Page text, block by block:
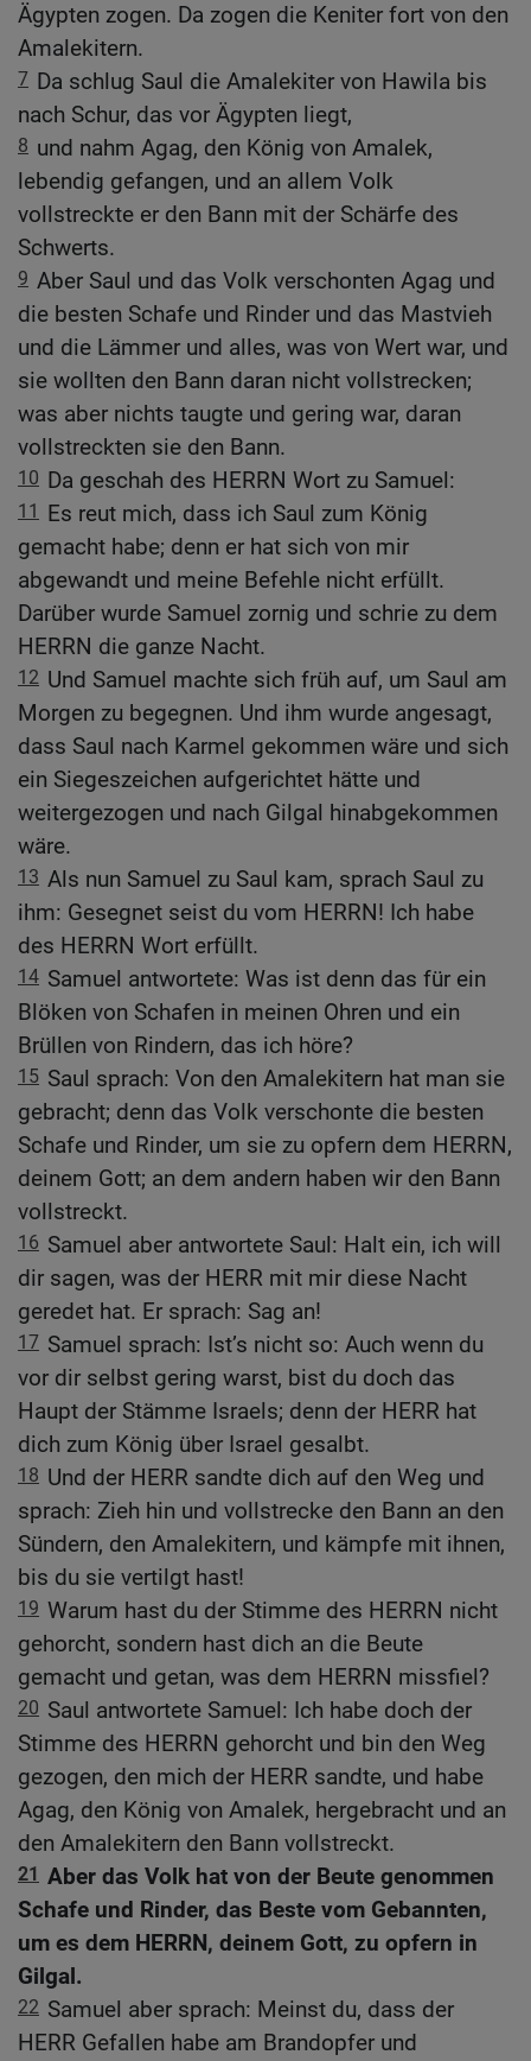
Ägypten zogen. Da zogen die Keniter fort von den
Amalekitern.
7 Da schlug Saul die Amalekiter von Hawila bis
nach Schur, das vor Ägypten liegt,
8 und nahm Agag, den König von Amalek,
lebendig gefangen, und an allem Volk
vollstreckte er den Bann mit der Schärfe des
Schwerts.
9 Aber Saul und das Volk verschonten Agag und
die besten Schafe und Rinder und das Mastvieh
und die Lämmer und alles, was von Wert war, und
sie wollten den Bann daran nicht vollstrecken;
was aber nichts taugte und gering war, daran
vollstreckten sie den Bann.
10 Da geschah des HERRN Wort zu Samuel:
11
Es reut mich, dass ich Saul zum König
gemacht habe; denn er hat sich von mir
abgewandt und meine Befehle nicht erfüllt.
Darüber wurde Samuel zornig und schrie zu dem
HERRN die ganze Nacht.
12 Und Samuel machte sich früh auf, um Saul am
Morgen zu begegnen. Und ihm wurde angesagt,
dass Saul nach Karmel gekommen wäre und sich
ein Siegeszeichen aufgerichtet hätte und
weitergezogen und nach Gilgal hinabgekommen
wäre.
13 Als nun Samuel zu Saul kam, sprach Saul zu
ihm: Gesegnet seist du vom HERRN! Ich habe
des HERRN Wort erfüllt.
14 Samuel antwortete: Was ist denn das für ein
Blöken von Schafen in meinen Ohren und ein
Brüllen von Rindern, das ich höre?
15 Saul sprach: Von den Amalekitern hat man sie
gebracht; denn das Volk verschonte die besten
Schafe und Rinder, um sie zu opfern dem HERRN,
deinem Gott; an dem andern haben wir den Bann
vollstreckt.
16 Samuel aber antwortete Saul: Halt ein, ich will
dir sagen, was der HERR mit mir diese Nacht
geredet hat. Er sprach: Sag an!
17 Samuel sprach: Ist’s nicht so: Auch wenn du
vor dir selbst gering warst, bist du doch das
Haupt der Stämme Israels; denn der HERR hat
dich zum König über Israel gesalbt.
18 Und der HERR sandte dich auf den Weg und
sprach: Zieh hin und vollstrecke den Bann an den
Sündern, den Amalekitern, und kämpfe mit ihnen,
bis du sie vertilgt hast!
19 Warum hast du der Stimme des HERRN nicht
gehorcht, sondern hast dich an die Beute
gemacht und getan, was dem HERRN missfiel?
20 Saul antwortete Samuel: Ich habe doch der
Stimme des HERRN gehorcht und bin den Weg
gezogen, den mich der HERR sandte, und habe
Agag, den König von Amalek, hergebracht und an
den Amalekitern den Bann vollstreckt.
21 Aber das Volk hat von der Beute genommen
Schafe und Rinder, das Beste vom Gebannten,
um es dem HERRN, deinem Gott, zu opfern in
Gilgal.
22 Samuel aber sprach: Meinst du, dass der
HERR Gefallen habe am Brandopfer und